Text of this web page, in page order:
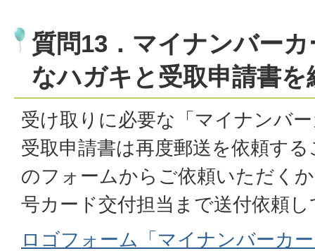
質問13．マイナンバー
なハガキと受取申請書
受け取りに必要な「マイナンバ
受取申請書は再度郵送を依頼す
のフォームからご依頼いただく
号カード交付担当まで送付依頼
ロゴフォーム「マイナンバーカ